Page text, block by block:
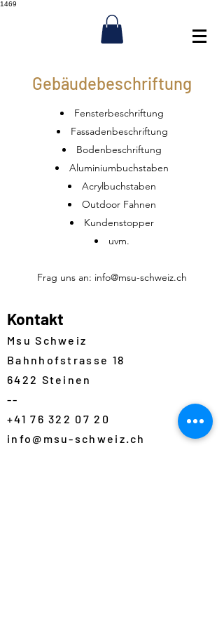
1469
Gebäudebeschriftung
Fensterbeschriftung
Fassadenbeschriftung
Bodenbeschriftung
Aluminiumbuchstaben
Acrylbuchstaben
Outdoor Fahnen
Kundenstopper
uvm.
Frag uns an: info@msu-schweiz.ch
Kontakt
Msu Schweiz
Bahnhofstrasse 18
6422 Steinen
--
+41 76 322 07 20
info@msu-schweiz.ch